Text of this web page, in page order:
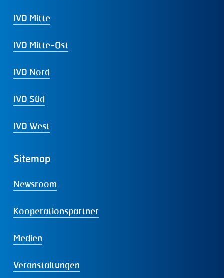
IVD Mitte
IVD Mitte-Ost
IVD Nord
IVD Süd
IVD West
Sitemap
Newsroom
Kooperationspartner
Medien
Veranstaltungen